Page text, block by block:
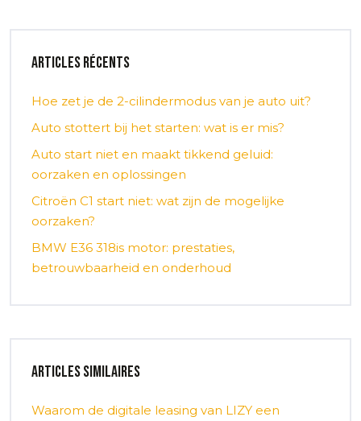
Articles récents
Hoe zet je de 2-cilindermodus van je auto uit?
Auto stottert bij het starten: wat is er mis?
Auto start niet en maakt tikkend geluid:
oorzaken en oplossingen
Citroën C1 start niet: wat zijn de mogelijke
oorzaken?
BMW E36 318is motor: prestaties,
betrouwbaarheid en onderhoud
Articles similaires
Waarom de digitale leasing van LIZY een